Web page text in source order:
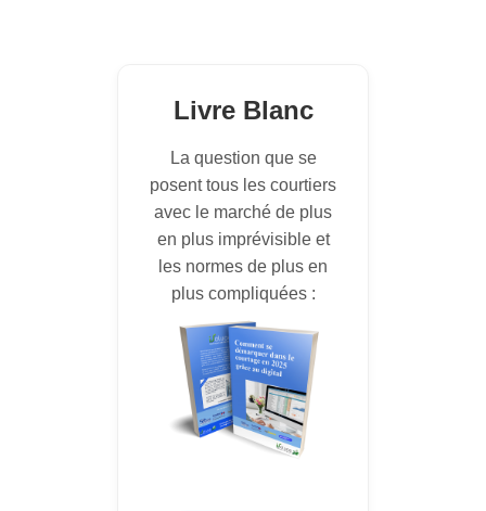
Livre Blanc
La question que se
posent tous les courtiers
avec le marché de plus
en plus imprévisible et
les normes de plus en
plus compliquées :